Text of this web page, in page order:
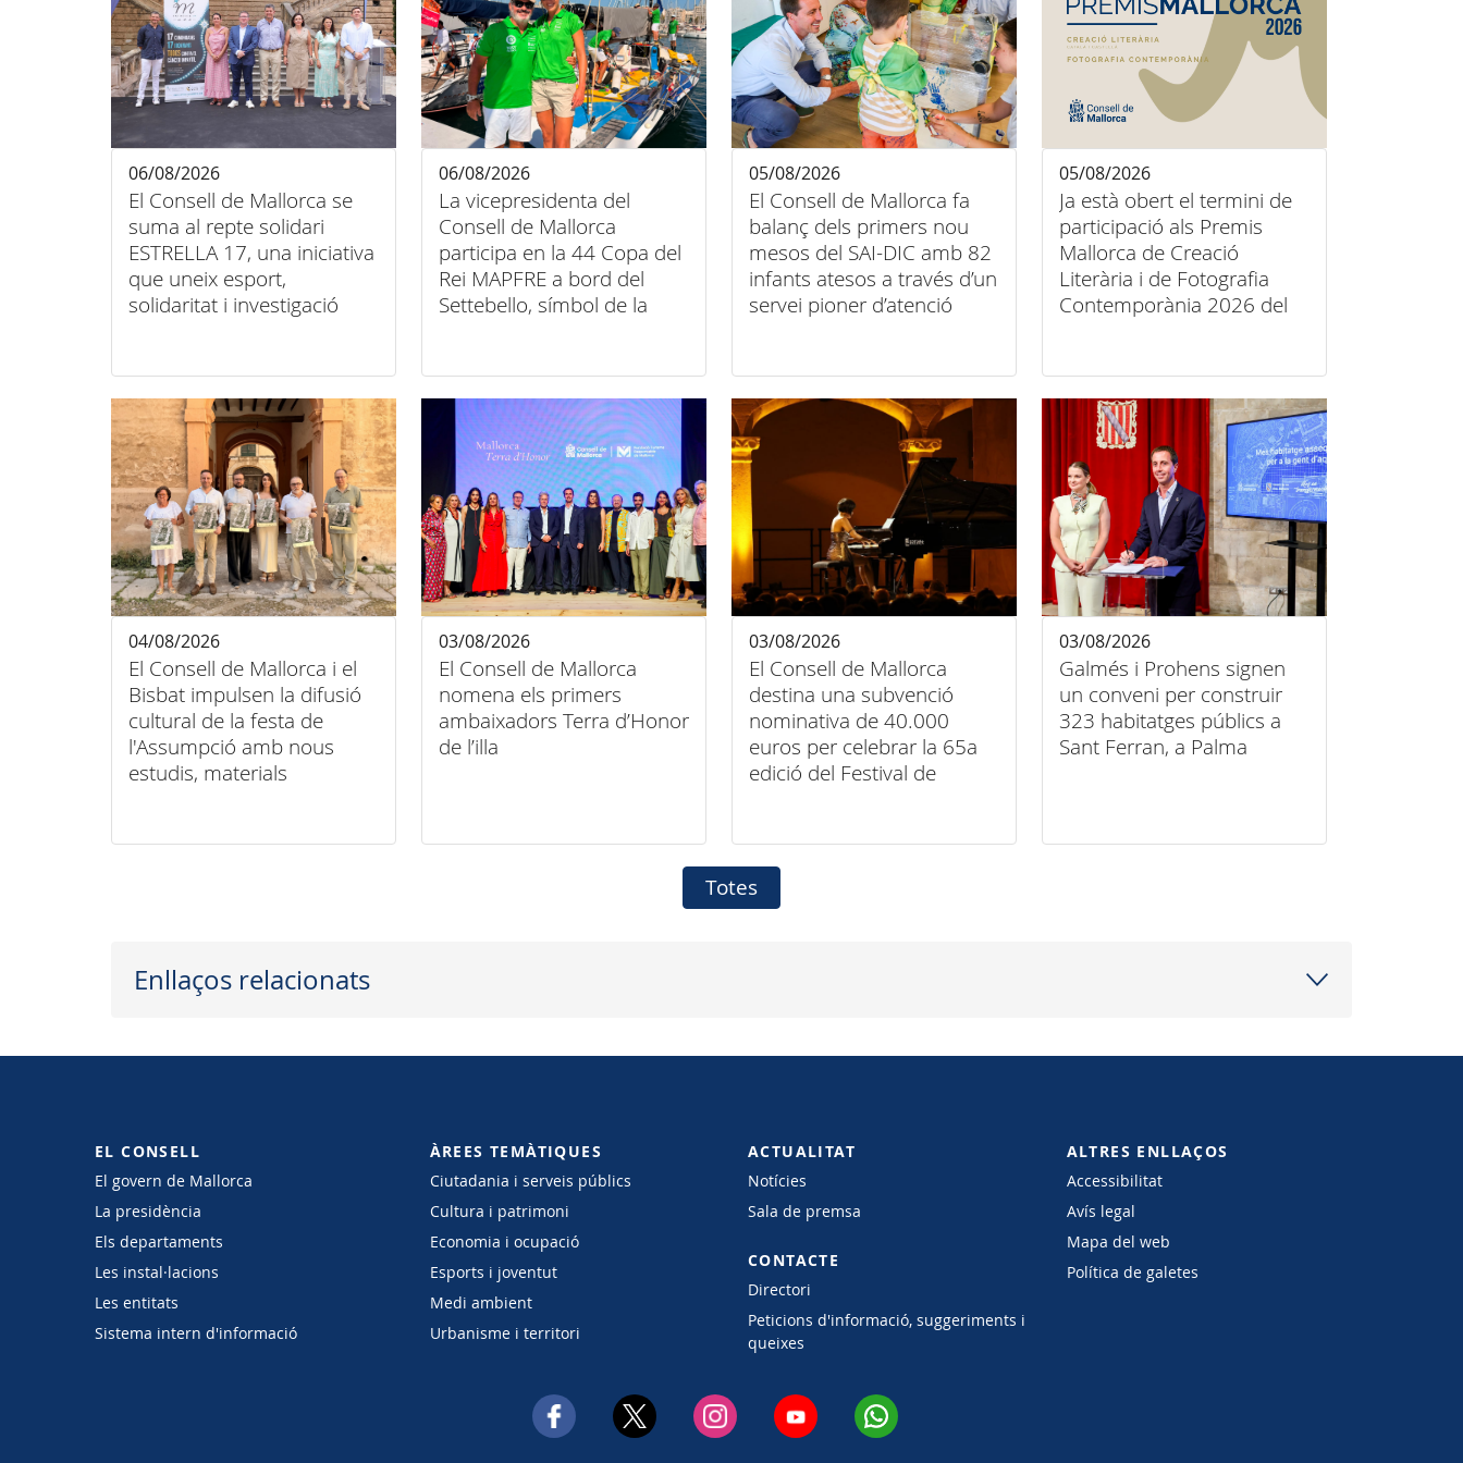
El Consell de Mallorca se
suma al repte solidari
ESTRELLA 17, una iniciativa
que uneix esport,
solidaritat i investigació
06/08/2026
La vicepresidenta del
Consell de Mallorca
participa en la 44 Copa del
Rei MAPFRE a bord del
Settebello, símbol de la
06/08/2026
El Consell de Mallorca fa
balanç dels primers nou
mesos del SAI-DIC amb 82
infants atesos a través d’un
servei pioner d’atenció
05/08/2026
Ja està obert el termini de
participació als Premis
Mallorca de Creació
Literària i de Fotografia
Contemporània 2026 del
05/08/2026
El Consell de Mallorca i el
Bisbat impulsen la difusió
cultural de la festa de
l'Assumpció amb nous
estudis, materials
04/08/2026
El Consell de Mallorca
nomena els primers
ambaixadors Terra d’Honor
de l’illa
03/08/2026
El Consell de Mallorca
destina una subvenció
nominativa de 40.000
euros per celebrar la 65a
edició del Festival de
03/08/2026
Galmés i Prohens signen
un conveni per construir
323 habitatges públics a
Sant Ferran, a Palma
03/08/2026
Totes
Enllaços relacionats
EL CONSELL
El govern de Mallorca
La presidència
Els departaments
Les instal·lacions
Les entitats
Sistema intern d'informació
ÀREES TEMÀTIQUES
Ciutadania i serveis públics
Cultura i patrimoni
Economia i ocupació
Esports i joventut
Medi ambient
Urbanisme i territori
ACTUALITAT
Notícies
Sala de premsa
CONTACTE
Directori
Peticions d'informació, suggeriments i
queixes
ALTRES ENLLAÇOS
Accessibilitat
Avís legal
Mapa del web
Política de galetes